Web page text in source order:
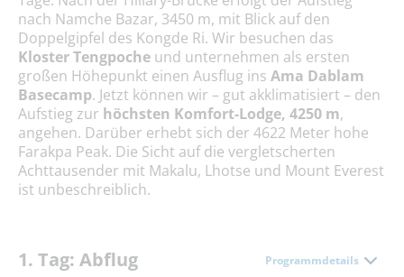
nach Namche Bazar, 3450 m, mit Blick auf den
Doppelgipfel des Kongde Ri. Wir besuchen das
Kloster Tengpoche und unternehmen als ersten
großen Höhepunkt einen Ausflug ins Ama Dablam
Basecamp. Jetzt können wir – gut akklimatisiert – den
Aufstieg zur höchsten Komfort-Lodge, 4250 m,
angehen. Darüber erhebt sich der 4622 Meter hohe
Farakpa Peak. Die Sicht auf die vergletscherten
Achttausender mit Makalu, Lhotse und Mount Everest
ist unbeschreiblich.
1. Tag: Abflug Programmdetails